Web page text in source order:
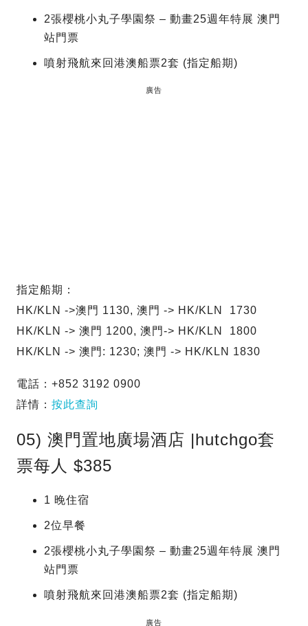
2張櫻桃小丸子學園祭 – 動畫25週年特展 澳門
站門票
噴射飛航來回港澳船票2套 (指定船期)
廣告
指定船期：
HK/KLN ->澳門 1130, 澳門 -> HK/KLN 1730
HK/KLN -> 澳門 1200, 澳門-> HK/KLN 1800
HK/KLN -> 澳門: 1230; 澳門 -> HK/KLN 1830
電話：+852 3192 0900
詳情： 按此查詢
05) 澳門置地廣場酒店 |hutchgo套
票每人 $385
1 晚住宿
2位早餐
2張櫻桃小丸子學園祭 – 動畫25週年特展 澳門
站門票
噴射飛航來回港澳船票2套 (指定船期)
廣告